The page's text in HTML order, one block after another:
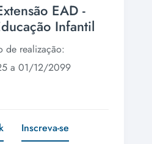
EAD -
Infantil
de realização:
a 01/12/2099
Inscreva-se